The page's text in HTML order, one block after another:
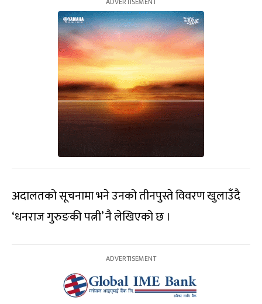
अदालतको सूचनामा भने उनको तीनपुस्ते विवरण खुलाउँदै
‘धनराज गुरुङकी पत्नी’ नै लेखिएको छ ।